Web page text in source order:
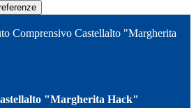
Comprensivo Castellalto "Margherita
"Margherita Hack"